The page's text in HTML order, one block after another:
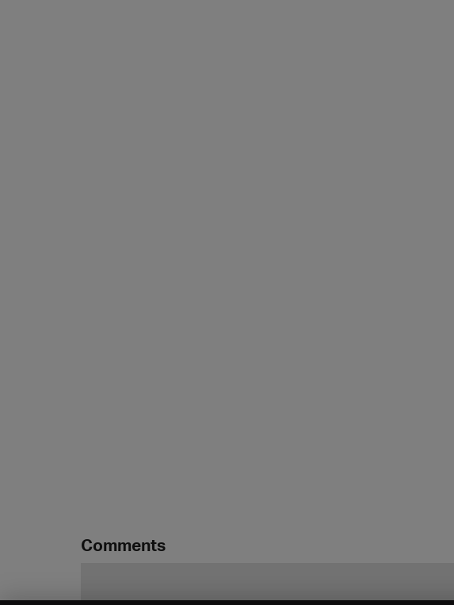
Comments